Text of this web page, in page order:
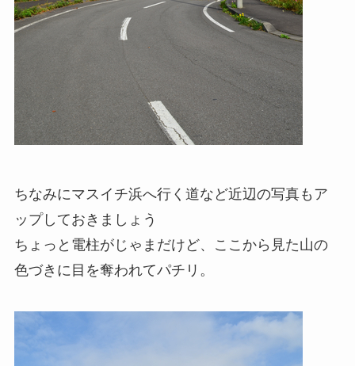
ちなみにマスイチ浜へ行く道など近辺の写真もア
ップしておきましょう
ちょっと電柱がじゃまだけど、ここから見た山の
色づきに目を奪われてパチリ。